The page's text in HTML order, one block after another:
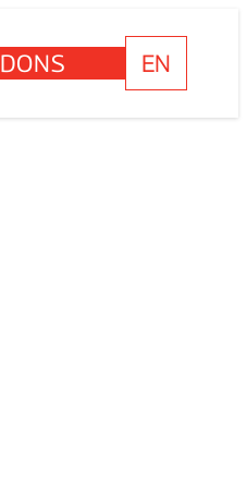
DONS EN